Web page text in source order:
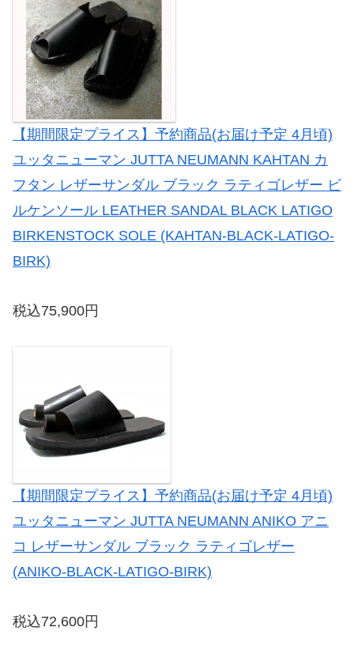
【期間限定プライス】予約商品(お届け予定 4月頃)
ユッタニューマン JUTTA NEUMANN KAHTAN カ
フタン レザーサンダル ブラック ラティゴレザー ビ
ルケンソール LEATHER SANDAL BLACK LATIGO
BIRKENSTOCK SOLE (KAHTAN-BLACK-LATIGO-
BIRK)
税込75,900円
【期間限定プライス】予約商品(お届け予定 4月頃)
ユッタニューマン JUTTA NEUMANN ANIKO アニ
コ レザーサンダル ブラック ラティゴレザー
(ANIKO-BLACK-LATIGO-BIRK)
税込72,600円